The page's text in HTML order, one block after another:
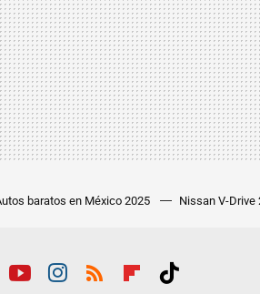
baratos en México 2025 Nissan V-Drive